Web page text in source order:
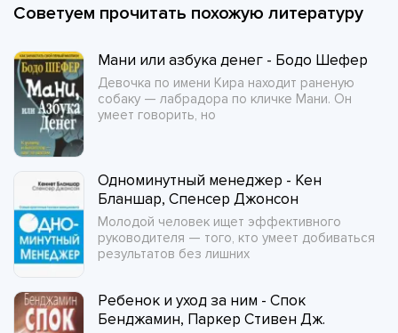
Советуем прочитать похожую литературу
Мани или азбука денег - Бодо Шефер
Девочка по имени Кира находит раненую
собаку — лабрадора по кличке Мани. Он
умеет говорить, но
Одноминутный менеджер - Кен
Бланшар, Спенсер Джонсон
Молодой человек ищет эффективного
руководителя — того, кто умеет добиваться
результатов без лишних
Ребенок и уход за ним - Спок
Бенджамин, Паркер Стивен Дж.